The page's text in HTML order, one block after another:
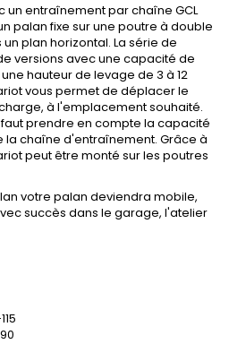
entraînement par chaîne GCL
palan fixe sur une poutre à double
plan horizontal. La série de
versions avec une capacité de
hauteur de levage de 3 à 12
vous permet de déplacer le
à l'emplacement souhaité.
faut prendre en compte la capacité
chaîne d'entraînement. Grâce à
peut être monté sur les poutres
votre palan deviendra mobile,
succès dans le garage, l'atelier